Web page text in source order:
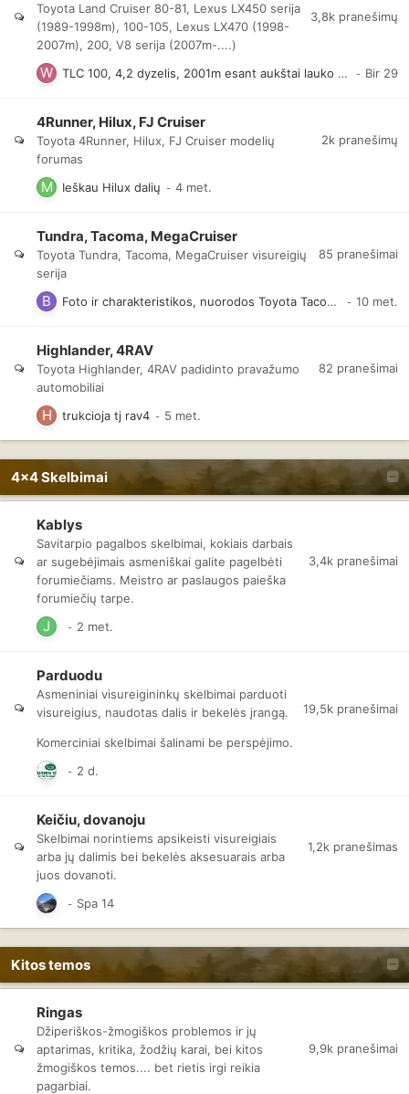
Toyota Land Cruiser 80-81, Lexus LX450 serija
(1989-1998m), 100-105, Lexus LX470 (1998-
2007m), 200, V8 serija (2007m-....)
3,8k pranešimų
TLC 100, 4,2 dyzelis, 2001m esant aukštai lauko temperatūrai ir pavažiavus ilgesnį laiką, išmeta check'ą ir gesina motorą virš ~2,4k apsukų
4Runner, Hilux, FJ Cruiser
Toyota 4Runner, Hilux, FJ Cruiser modelių
forumas
2k pranešimų
Ieškau Hilux dalių
Tundra, Tacoma, MegaCruiser
Toyota Tundra, Tacoma, MegaCruiser visureigių
serija
85 pranešimai
Foto ir charakteristikos, nuorodos Toyota Tacoma, Tundra
Highlander, 4RAV
Toyota Highlander, 4RAV padidinto pravažumo
automobiliai
82 pranešimai
trukcioja tj rav4
4x4 Skelbimai
Kablys
Savitarpio pagalbos skelbimai, kokiais darbais
ar sugebėjimais asmeniškai galite pagelbėti
forumiečiams. Meistro ar paslaugos paieška
forumiečių tarpe.
3,4k pranešimai
Parduodu
Asmeniniai visureigininkų skelbimai parduoti
visureigius, naudotas dalis ir bekelės įrangą.
Komerciniai skelbimai šalinami be perspėjimo.
19,5k pranešimai
Keičiu, dovanoju
Skelbimai norintiems apsikeisti visureigiais
arba jų dalimis bei bekelės aksesuarais arba
juos dovanoti.
1,2k pranešimas
Kitos temos
Ringas
Džiperiškos-žmogiškos problemos ir jų
aptarimas, kritika, žodžių karai, bei kitos
žmogiškos temos.... bet rietis irgi reikia
pagarbiai.
9,9k pranešimai